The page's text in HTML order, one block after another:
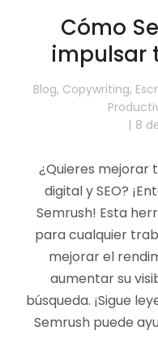
Cómo
impulsar
Blog, Copywriting,
8
¿Quieres mejorar
digital y SEO?
Semrush! Esta
para cualquier
mejorar el
aumentar su
búsqueda. ¡Sigue
Semrush puede